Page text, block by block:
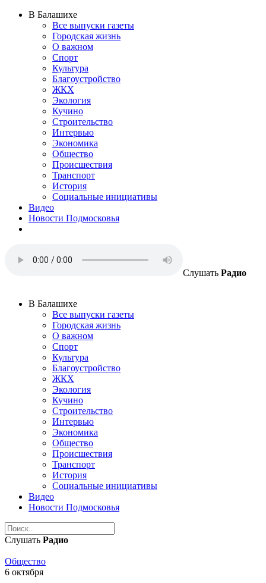
В Балашихе
Все выпуски газеты
Городская жизнь
О важном
Спорт
Культура
Благоустройство
ЖКХ
Экология
Кучино
Строительство
Интервью
Экономика
Общество
Происшествия
Транспорт
История
Социальные инициативы
Видео
Новости Подмосковья
Слушать Радио
В Балашихе
Все выпуски газеты
Городская жизнь
О важном
Спорт
Культура
Благоустройство
ЖКХ
Экология
Кучино
Строительство
Интервью
Экономика
Общество
Происшествия
Транспорт
История
Социальные инициативы
Видео
Новости Подмосковья
Слушать Радио
Общество
6 октября